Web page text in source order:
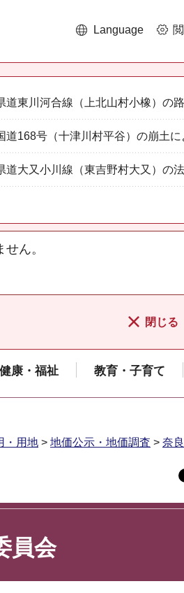
Language
道東川河合線（上北山村小橡）の
道168号（十津川村平谷）の崩土
道大又小川線（東吉野村大又）の
ん。
閉じる
健康・福祉 教育・子育て
・用地 > 地価公示・地価調査 > 奈
員会